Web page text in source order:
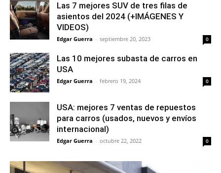
Las 7 mejores SUV de tres filas de
asientos del 2024 (+IMÁGENES Y
VIDEOS)
Edgar Guerra - septiembre 20, 2023 0
Las 10 mejores subasta de carros en
USA
Edgar Guerra - febrero 19, 2024 0
USA: mejores 7 ventas de repuestos
para carros (usados, nuevos y envíos
internacional)
Edgar Guerra - octubre 22, 2022 0